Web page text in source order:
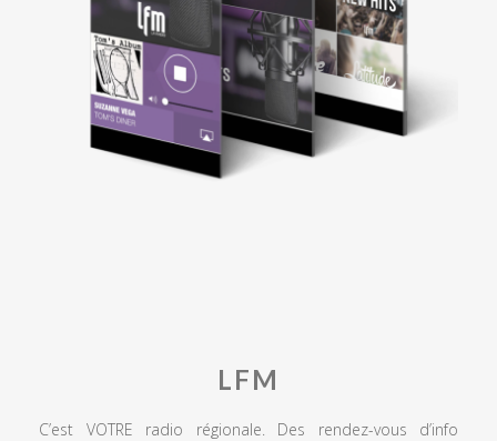
LFM
C’est VOTRE radio régionale. Des rendez-vous d’info